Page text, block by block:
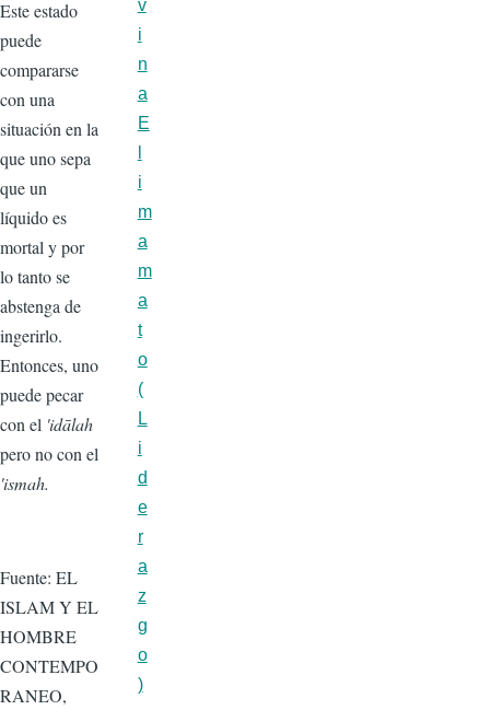
Este estado
puede
compararse
con una
situación en la
que uno sepa
que un
líquido es
mortal y por
lo tanto se
abstenga de
ingerirlo.
Entonces, uno
puede pecar
con el 'idālah
pero no con el
'ismah.
Fuente: EL
ISLAM Y EL
HOMBRE
CONTEMPO
RANEO,
v
i
n
a
E
i
m
a
m
a
t
o
(
L
i
d
e
r
a
z
g
o
)